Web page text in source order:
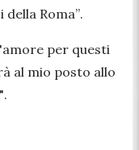
Roma”.
per questi
al mio posto allo
.